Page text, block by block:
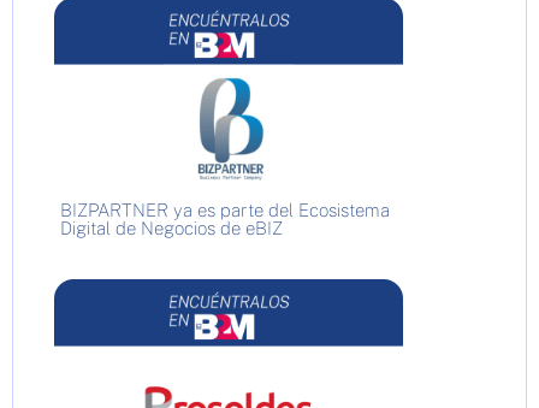
BIZPARTNER ya es parte del Ecosistema
Digital de Negocios de eBIZ